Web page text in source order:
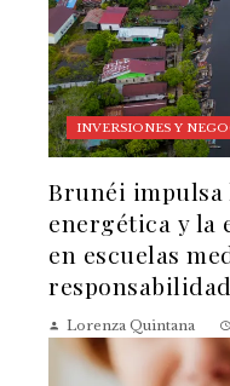
INVERSIONES Y
Brunéi impulsa
energética y la
en escuelas
Lorenza Quintana